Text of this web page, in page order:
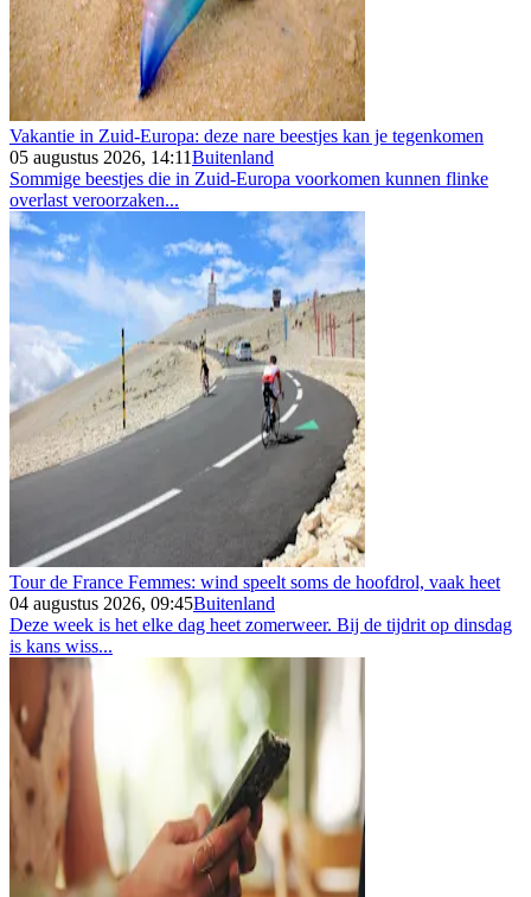
Vakantie in Zuid-Europa: deze nare beestjes kan je tegenkomen
05 augustus 2026, 14:11Buitenland
Sommige beestjes die in Zuid-Europa voorkomen kunnen flinke
overlast veroorzaken...
Tour de France Femmes: wind speelt soms de hoofdrol, vaak heet
04 augustus 2026, 09:45Buitenland
Deze week is het elke dag heet zomerweer. Bij de tijdrit op dinsdag
is kans wiss...